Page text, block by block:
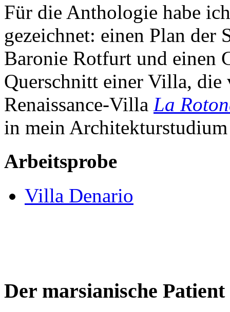
Für die Anthologie habe
gezeichnet: einen Plan der
Baronie Rotfurt und einen
Querschnitt einer Villa, die
Renaissance-Villa La
in mein
Arbeitsprobe
Villa Denario
Der marsianische Patient